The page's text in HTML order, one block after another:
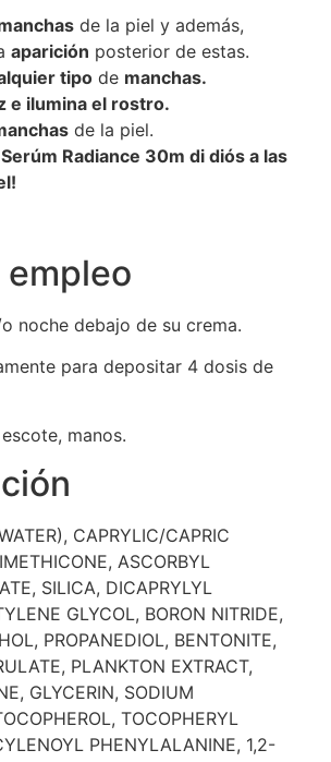
de la piel y además,
aparición posterior de estas.
tipo de manchas.
e ilumina el rostro.
de la piel.
Serúm Radiance 30m di diós a las
noche debajo de su crema.
para depositar 4 dosis de
manos.
CAPRYLIC/CAPRIC
ASCORBYL
SILICA, DICAPRYLYL
GLYCOL, BORON NITRIDE,
PROPANEDIOL, BENTONITE,
PLANKTON EXTRACT,
GLYCERIN, SODIUM
TOCOPHERYL
PHENYLALANINE, 1,2-